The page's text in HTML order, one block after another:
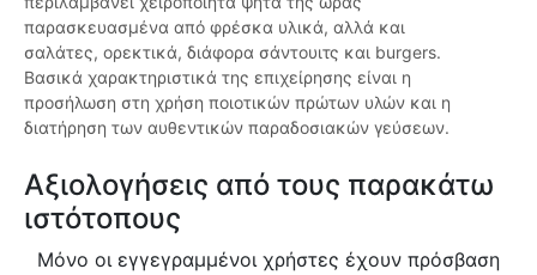
παρασκευασμένα από φρέσκα υλικά, αλλά και
σαλάτες, ορεκτικά, διάφορα σάντουιτς και burgers.
Βασικά χαρακτηριστικά της επιχείρησης είναι η
προσήλωση στη χρήση ποιοτικών πρώτων υλών και η
διατήρηση των αυθεντικών παραδοσιακών γεύσεων.
Αξιολογήσεις από τους παρακάτω
ιστότοπους
Μόνο οι εγγεγραμμένοι χρήστες έχουν πρόσβαση